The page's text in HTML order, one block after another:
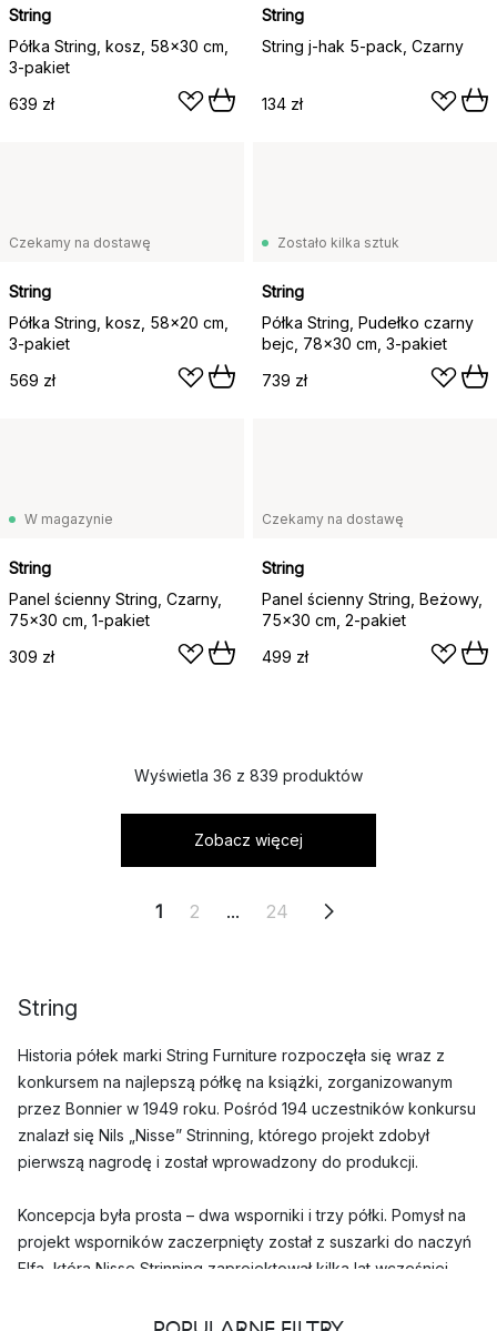
String
Półka String, kosz, 58x30 cm,
3-pakiet
639 zł
String
String j-hak 5-pack, Czarny
134 zł
Czekamy na dostawę
String
Półka String, kosz, 58x20 cm,
3-pakiet
569 zł
Zostało kilka sztuk
String
Półka String, Pudełko czarny
bejc, 78x30 cm, 3-pakiet
739 zł
W magazynie
String
Panel ścienny String, Czarny,
75x30 cm, 1-pakiet
309 zł
Czekamy na dostawę
String
Panel ścienny String, Beżowy,
75x30 cm, 2-pakiet
499 zł
Wyświetla 36 z 839 produktów
Zobacz więcej
1 2 ... 24
String
Historia półek marki String Furniture rozpoczęła się wraz z
konkursem na najlepszą półkę na książki, zorganizowanym
przez Bonnier w 1949 roku. Pośród 194 uczestników konkursu
znalazł się Nils „Nisse” Strinning, którego projekt zdobył
pierwszą nagrodę i został wprowadzony do produkcji.
Koncepcja była prosta – dwa wsporniki i trzy półki. Pomysł na
projekt wsporników zaczerpnięty został z suszarki do naczyń
Elfa, którą Nisse Strinning zaprojektował kilka lat wcześniej.
Mimo, że półka została zaprojektowana w latach 40-tych XX